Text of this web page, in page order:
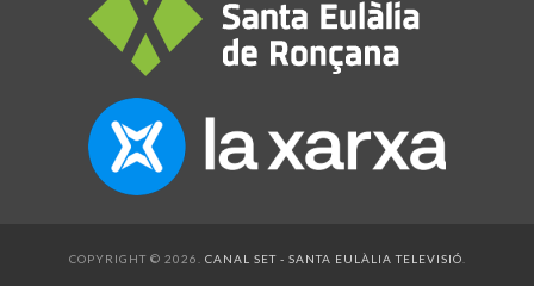
COPYRIGHT © 2026. CANAL SET - SANTA EULÀLIA TELEVISIÓ